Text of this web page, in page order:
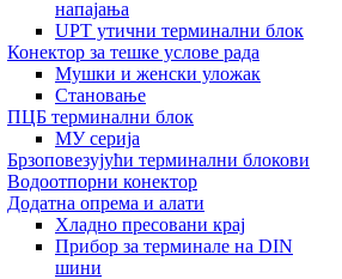
напајања
UPT утични терминални блок
Конектор за тешке услове рада
Мушки и женски уложак
Становање
ПЦБ терминални блок
МУ серија
Брзоповезујући терминални блокови
Водоотпорни конектор
Додатна опрема и алати
Хладно пресовани крај
Прибор за терминале на DIN
шини